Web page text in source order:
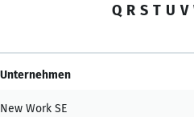
Q R S T U V
Unternehmen
New Work SE